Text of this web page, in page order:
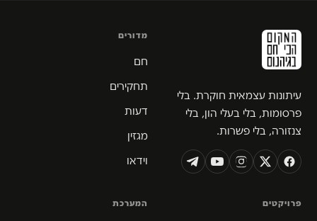
עיתונות עצמאית חוקרת. בלי
פרסומות, בלי בעלי הון, בלי
צנזורה, בלי פשרות.
מדורים
חם
תחקירים
דעות
מגזין
וידאו
פרויקטים המערכת